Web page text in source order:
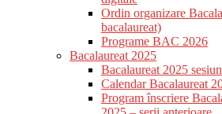
Ordin organizare
bacalaureat)
Programe BAC 2026
Bacalaureat 2025
Bacalaureat 2025
Calendar Bacalaureat
Program înscriere